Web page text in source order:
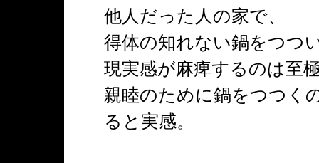
他人だった人の家で、
得体の知れない鍋をつつ
現実感が麻痺するのは至
親睦のために鍋をつつく
ると実感。